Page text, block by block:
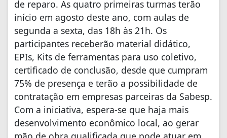
de reparo. As quatro primeiras turmas terão
início em agosto deste ano, com aulas de
segunda a sexta, das 18h às 21h. Os
participantes receberão material didático,
EPIs, Kits de ferramentas para uso coletivo,
certificado de conclusão, desde que cumpram
75% de presença e terão a possibilidade de
contratação em empresas parceiras da Sabesp.
Com a iniciativa, espera-se que haja mais
desenvolvimento econômico local, ao gerar